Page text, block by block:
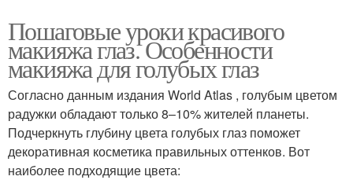
Пошаговые уроки красивого
макияжа глаз. Особенности
макияжа для голубых глаз
Согласно данным издания World Atlas , голубым цветом
радужки обладают только 8–10% жителей планеты.
Подчеркнуть глубину цвета голубых глаз поможет
декоративная косметика правильных оттенков. Вот
наиболее подходящие цвета: